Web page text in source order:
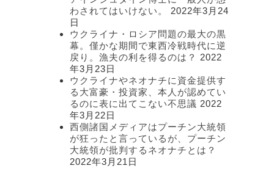
わされてはいけない。
2022年3月24
日
ウクライナ・ロシア問題の最大の黒
幕。僅かな期間で東西冷戦時代に逆
戻り。漁夫の利を得るのは？
2022
年3月23日
ウクライナやネオナチに資金提供す
る大富豪・投資家、本人が認めてい
るのに表に出てこない不思議 2022
年3月22日
西側諸国メディアはプーチン大統領
が狂ったと言っているが、プーチン
大統領が批判するネオナチとは？
2022年3月21日